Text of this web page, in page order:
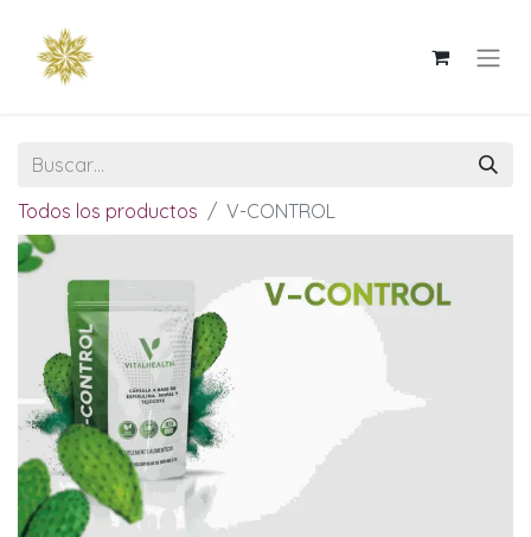
Todos los productos V-CONTROL